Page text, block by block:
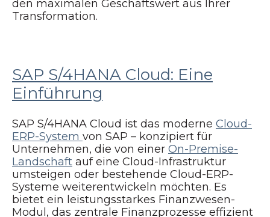
den maximalen Geschäftswert aus Ihrer
Transformation.
SAP S/4HANA Cloud: Eine
Einführung
SAP S/4HANA Cloud ist das moderne Cloud-
ERP-System von SAP – konzipiert für
Unternehmen, die von einer On-Premise-
Landschaft auf eine Cloud-Infrastruktur
umsteigen oder bestehende Cloud-ERP-
Systeme weiterentwickeln möchten. Es
bietet ein leistungsstarkes Finanzwesen-
Modul, das zentrale Finanzprozesse effizient